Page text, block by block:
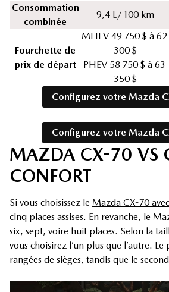
Consommation
combinée
9,4 L/100 km
Fourchette de
prix de départ
MHEV 49 750 $ à 62
300 $
PHEV 58 750 $ à 63
350 $
Configurez votre Mazda
Configurez votre Mazda
MAZDA CX-70 VS
CONFORT
Si vous choisissez le Mazda CX-70
cinq places assises. En revanche, le
six, sept, voire huit places. Selon la
vous choisirez l’un plus que l’autre.
rangées de sièges, tandis que le